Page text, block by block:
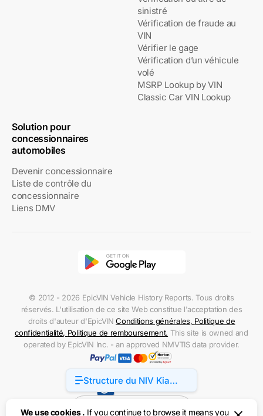
Structure du NIV Kia
Seltos
sinistré
Vérification de fraude au
VIN
Vérifier le gage
Vérification d’un véhicule
volé
MSRP Lookup by VIN
Classic Car VIN Lookup
Solution pour
concessionnaires
automobiles
Devenir concessionnaire
Liste de contrôle du
concessionnaire
Liens DMV
© 2012 - 2026 EpicVIN Vehicle History Reports. Tous droits
réservés. L'utilisation de ce site Web constitue l'acceptation des
droits d'auteur d'EpicVINConditions générales, Politique de
confidentialité, Politique de remboursement. This site is owned and
operated by EpicVIN Inc. - an approved NMVTIS data provider.
Etats-Unis d'Amérique
Accessibility
We use cookies . If you continue to browse it means you